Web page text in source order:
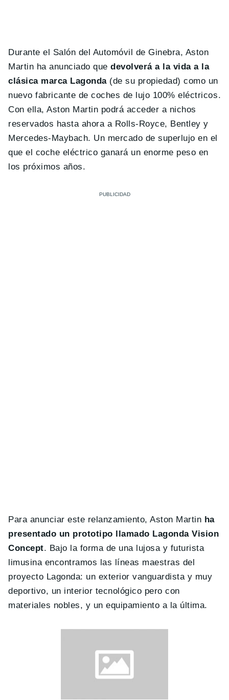
Durante el Salón del Automóvil de Ginebra, Aston
Martin ha anunciado quedevolverá a la vida a la
clásica marca Lagonda(de su propiedad) como un
nuevo fabricante de coches de lujo 100% eléctricos.
Con ella, Aston Martin podrá acceder a nichos
reservados hasta ahora a Rolls-Royce, Bentley y
Mercedes-Maybach. Un mercado de superlujo en el
que el coche eléctrico ganará un enorme peso en
los próximos años.
Para anunciar este relanzamiento, Aston Martin ha
presentado un prototipo llamado Lagonda Vision
Concept. Bajo la forma de una lujosa y futurista
limusina encontramos las líneas maestras del
proyecto Lagonda: un exterior vanguardista y muy
deportivo, un interior tecnológico pero con
materiales nobles, y un equipamiento a la última.